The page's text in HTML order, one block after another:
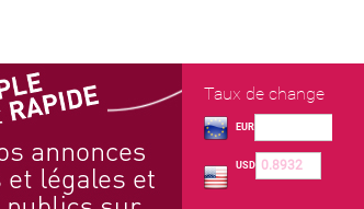
Taux de change
EUR
USD 0.8932